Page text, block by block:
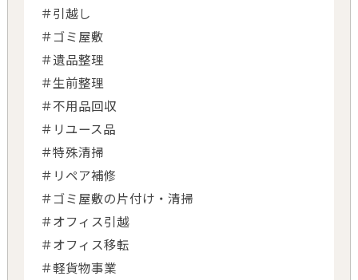
＃引越し
＃ゴミ屋敷
＃遺品整理
＃生前整理
＃不用品回収
＃リユース品
＃特殊清掃
＃リペア補修
＃ゴミ屋敷の片付け・清掃
＃オフィス引越
＃オフィス移転
＃軽貨物事業